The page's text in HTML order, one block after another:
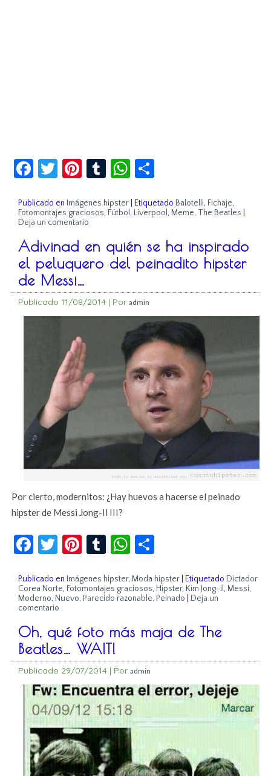
Facebook
Twitter
Pinterest
TumblrWhatsApp
Publicado en Imágenes hipster Etiquetado Balotelli, Fichaje,
Fotomontajes graciosos, Fútbol , Liverpool , Meme, The Beatles
Deja un comentario
Adivinad en quién se ha inspirado
el peluquero del peinadito hipster
de Messi…
Publicado 11/08/2014 | Por admin
Por cierto, modernitos: ¿Hay huevos a hacerse el peinado
hipster de Messi Jong-Il III?
Facebook
Twitter
Pinterest
TumblrWhatsApp
Publicado en Imágenes hipster, Moda hipster Etiquetado Dictador
Corea Norte, Fotomontajes graciosos, Hipster, Kim Jong-il , Messi,
Moderno, Nuevo, Parecido razonable, Peinado
Deja un
comentario
Oh, qué foto más maja de The
Beatles… WAIT!
Publicado 29/07/2014 | Por admin